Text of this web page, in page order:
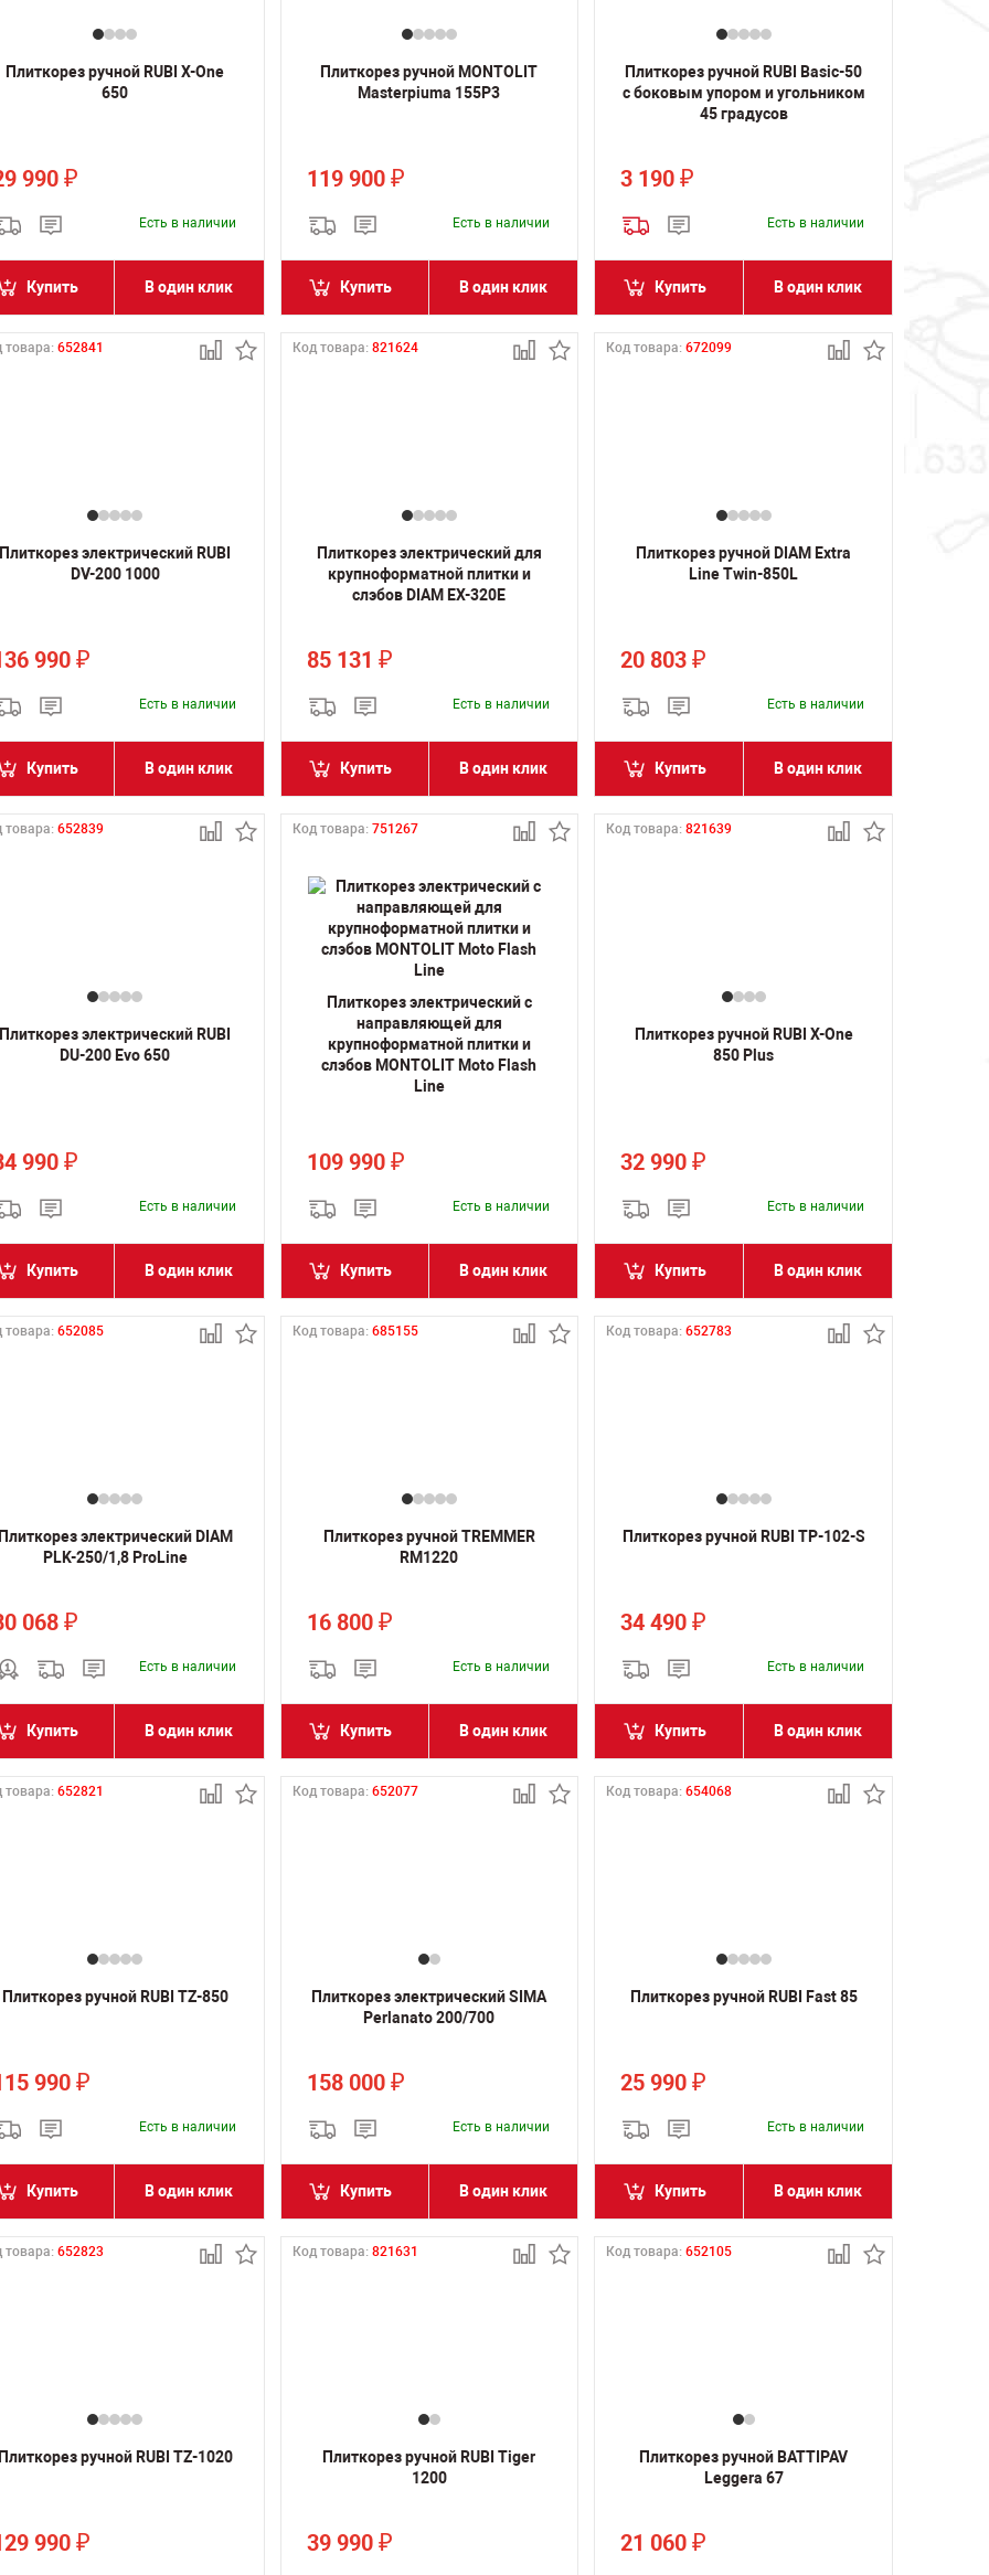
Плиткорез ручной RUBI X-One
650
990 ₽
Есть в наличии
Купить В один клик
Плиткорез ручной MONTOLIT
Masterpiuma 155P3
119 900 ₽
Есть в наличии
Купить В один клик
Плиткорез ручной RUBI Basic-50
с боковым упором и угольником
45 градусов
3 190₽
Есть в наличии
Купить В один клик
товара: 652841
Плиткорез электрический RUBI
DV-200 1000
990 ₽
Есть в наличии
Купить В один клик
Код товара: 821624
Плиткорез электрический для
крупноформатной плитки и
слэбов DIAM EX-320E
85 131 ₽
Есть в наличии
Купить В один клик
Код товара:672099
Плиткорез ручной DIAM Extra
Line Twin-850L
20 803₽
Есть в наличии
Купить В один клик
товара: 652839
Плиткорез электрический RUBI
DU-200 Evo 650
990 ₽
Есть в наличии
Купить В один клик
Код товара: 751267
Плиткорез электрический с
направляющей для
крупноформатной плитки и
слэбов MONTOLIT Moto Flash
Line
109 990 ₽
Есть в наличии
Купить В один клик
Код товара:821639
Плиткорез ручной RUBI X-One
850 Plus
32 990₽
Есть в наличии
Купить В один клик
товара: 652085
электрический DIAM
PLK-250/1,8 ProLine
068 ₽
Есть в наличии
Купить В один клик
Код товара: 685155
Плиткорез ручной TREMMER
RM1220
16 800 ₽
Есть в наличии
Купить В один клик
Код товара:652783
Плиткорез ручной RUBI TP-102-S
34 490₽
Есть в наличии
Купить В один клик
товара: 652821
Плиткорез ручной RUBI TZ-850
990 ₽
Есть в наличии
Купить В один клик
Код товара: 652077
Плиткорез электрический SIMA
Perlanato 200/700
158 000 ₽
Есть в наличии
Купить В один клик
Код товара:654068
Плиткорез ручной RUBI Fast 85
25 990₽
Есть в наличии
Купить В один клик
товара: 652823
ручной RUBI TZ-1020
990 ₽
Код товара: 821631
Плиткорез ручной RUBI Tiger
1200
39 990 ₽
Код товара:652105
Плиткорез ручной BATTIPAV
Leggera 67
21 060₽